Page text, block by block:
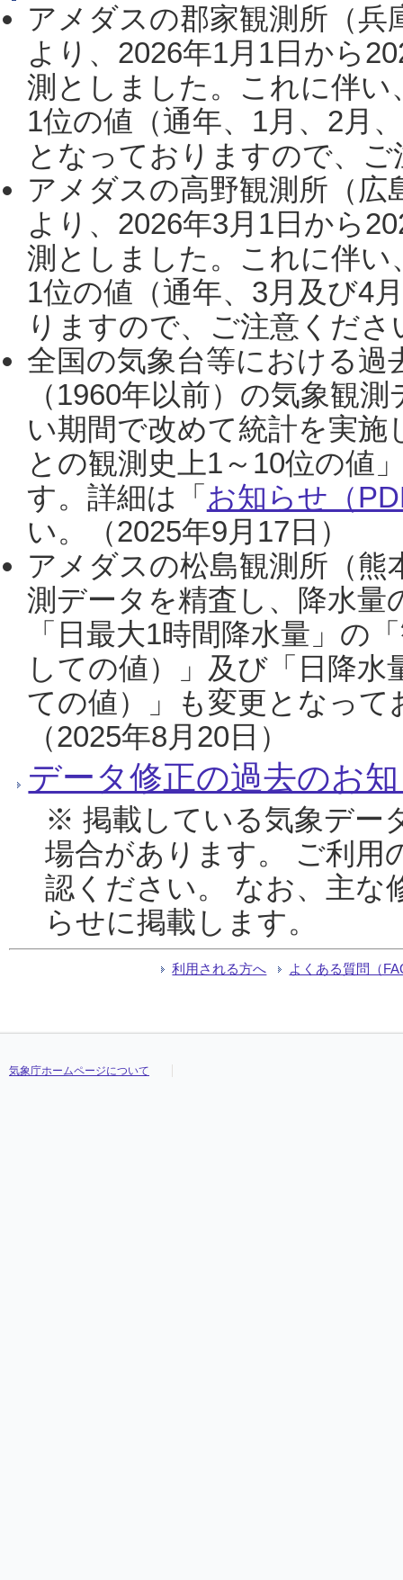
アメダスの郡家観測所（
より、2026年1月1日から
測としました。これに伴い
1位の値（通年、1月、2月
となっておりますので、
アメダスの高野観測所（
より、2026年3月1日から
測としました。これに伴い
1位の値（通年、3月及び4
りますので、ご注意くだ
全国の気象台等における過
（1960年以前）の気象観
い期間で改めて統計を実
との観測史上1～10位の値
す。詳細は「 お知らせ（
い。（2025年9月17日）
アメダスの松島観測所（熊
測データを精査し、降水
「日最大1時間降水量」の
しての値）」及び「日降
ての値）」も変更となっ
（2025年8月20日）
データ修正の過去のお
※ 掲載している気象デー
場合があります。 ご利用
認ください。 なお、主な
らせに掲載します。
利用される方へ よくある質問（
気象庁ホームページについて